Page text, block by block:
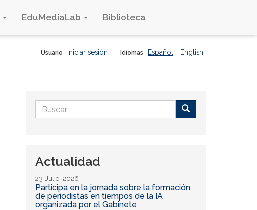
EduMediaLab Biblioteca
Idiomas Español English
Usuario Iniciar sesión
Formulario
de
Actualidad
23 Julio, 2026
Participa en la jornada sobre la formación
de periodistas en tiempos de la IA
organizada por el Gabinete